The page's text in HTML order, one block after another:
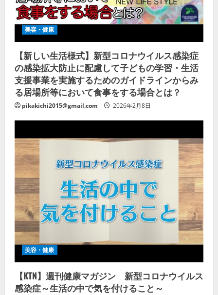
美容・健康
【新しい生活様式】新型コロナウイルス感染症
の感染拡大防止に配慮して子どもの学習・生活
支援事業を実施するためのガイドラインからみ
る居場所等において食事をする場合とは？
pikakichi2015@gmail.com 2026年2月8日
美容・健康
【KTN】週刊健康マガジン 新型コロナウイルス
感染症～生活の中で気を付けること～